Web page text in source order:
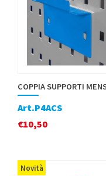
COPPIA SUPPORTI
Art.P4ACS
€10,50
Novità